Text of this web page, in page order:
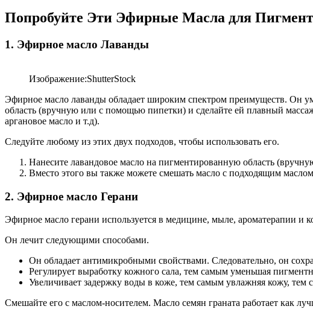
Попробуйте Эти Эфирные Масла для
1. Эфирное масло Лаванды
Изображение:ShutterStock
Эфирное масло лаванды обладает широким спектром преимуществ. Он
область (вручную или с помощью пипетки) и сделайте ей плавный
аргановое масло и т.д).
Следуйте любому из этих двух подходов, чтобы использовать его.
Нанесите лавандовое масло на пигментированную область
Вместо этого вы также можете смешать масло с подходящим
2. Эфирное масло Герани
Эфирное масло герани используется в медицине, мыле, ароматерапии и
Он лечит следующими способами.
Он обладает антимикробными свойствами. Следовательно, он
Регулирует выработку кожного сала, тем самым уменьшая
Увеличивает задержку воды в коже, тем самым увлажняя кожу, тем
Смешайте его с маслом-носителем. Масло семян граната работает как